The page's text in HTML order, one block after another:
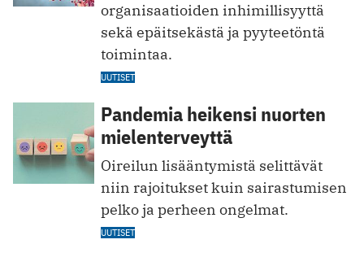
organisaatioiden inhimillisyyttä
sekä epäitsekästä ja pyyteetöntä
toimintaa.
UUTISET
Pandemia heikensi nuorten
mielenterveyttä
Oireilun lisääntymistä selittävät
niin rajoitukset kuin sairastumisen
pelko ja perheen ongelmat.
UUTISET